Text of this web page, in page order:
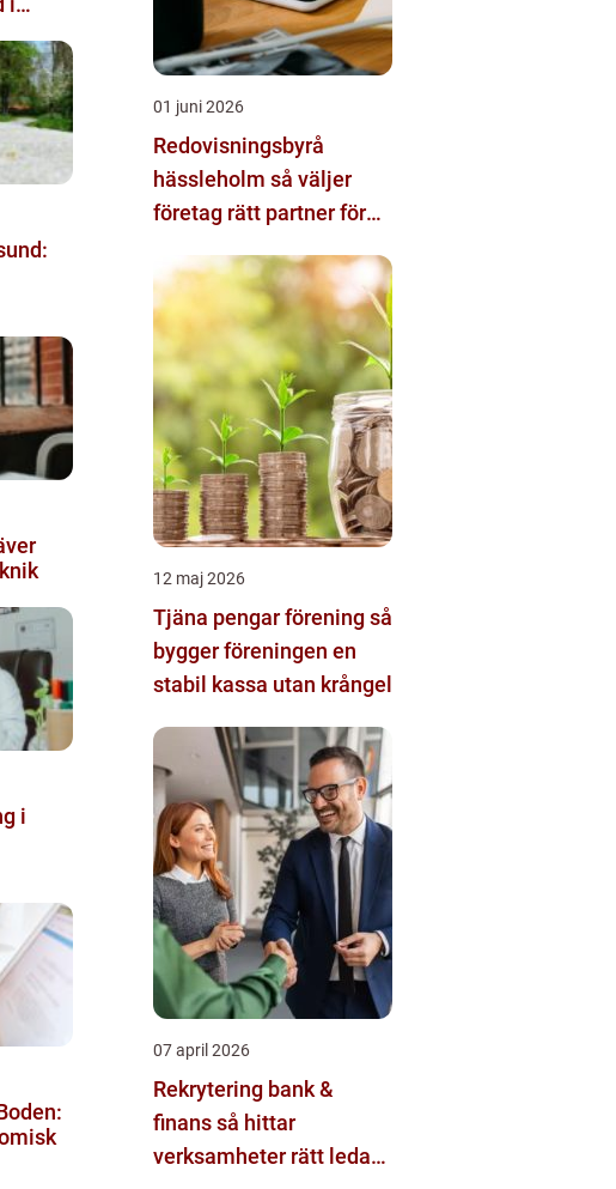
i
01 juni 2026
Redovisningsbyrå
hässleholm så väljer
företag rätt partner för
12 maj 2026
Tjäna pengar förening så
bygger föreningen en
stabil kassa utan krångel
07 april 2026
Rekrytering bank &
finans så hittar
verksamheter rätt ledare